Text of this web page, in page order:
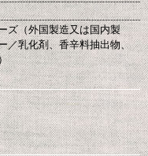
ズ（外国製造又は国内製
／乳化剤、香辛料抽出物、